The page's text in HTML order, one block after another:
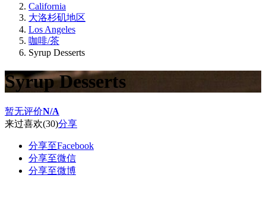
California
大洛杉矶地区
Los Angeles
咖啡/茶
Syrup Desserts
Syrup Desserts
暂无评价N/A
来过喜欢(30)分享
分享至Facebook
分享至微信
分享至微博